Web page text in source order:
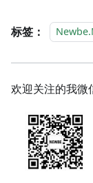
标签：
欢迎关注的我微